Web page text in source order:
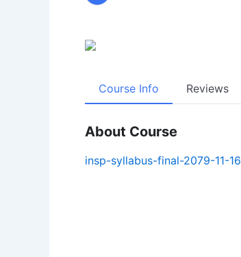
Course Info Reviews
About Course
insp-syllabus-final-2079-11-16